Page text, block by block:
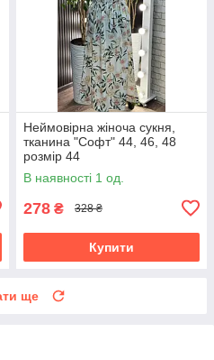
Неймовірна жіноча сукня,
тканина "Софт" 44, 46, 48
розмір 44
В наявності 1 од.
278 ₴ 328 ₴
Купити
ще